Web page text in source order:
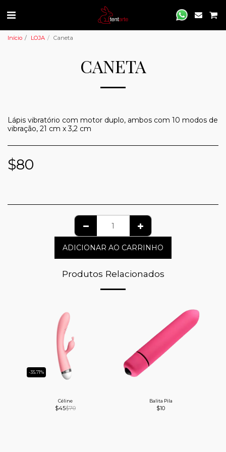
Início LOJA Caneta
CANETA
Lápis vibratório com motor duplo, ambos com 10 modos de
vibração, 21 cm x 3,2 cm
$80
ADICIONAR AO CARRINHO
Produtos Relacionados
-35.71%
Céline
$70
$45
Balita Pila
$10